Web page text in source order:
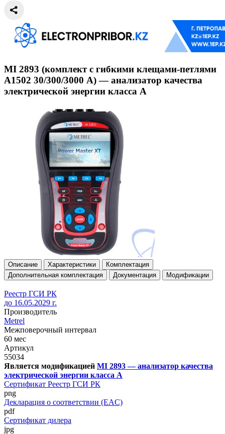
MI 2893 (комплект с гибкими клещами-петлями
А1502 30/300/3000 А) — анализатор качества
электрической энергии класса А
Описание Характеристики
Комплектация
Дополнительная комплектация
Документация Модификации
Реестр ГСИ РК
до 16.05.2029 г.
Производитель
Metrel
Межповерочный интервал
60 мес
Артикул
55034
Является модификацией MI 2893 — анализатор качества
электрической энергии класса А
Сертификат Реестр ГСИ РК
png
Декларация о соответствии (EAC)
pdf
Сертификат дилера
jpg